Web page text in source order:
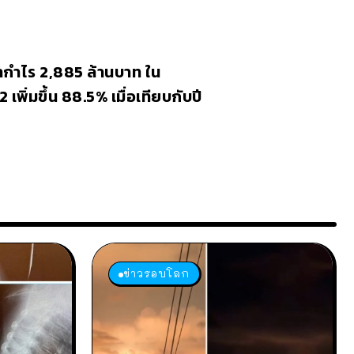
ำไร 2,885 ล้านบาท ใน
เพิ่มขึ้น 88.5% เมื่อเทียบกับปี
ข่าวรอบโลก